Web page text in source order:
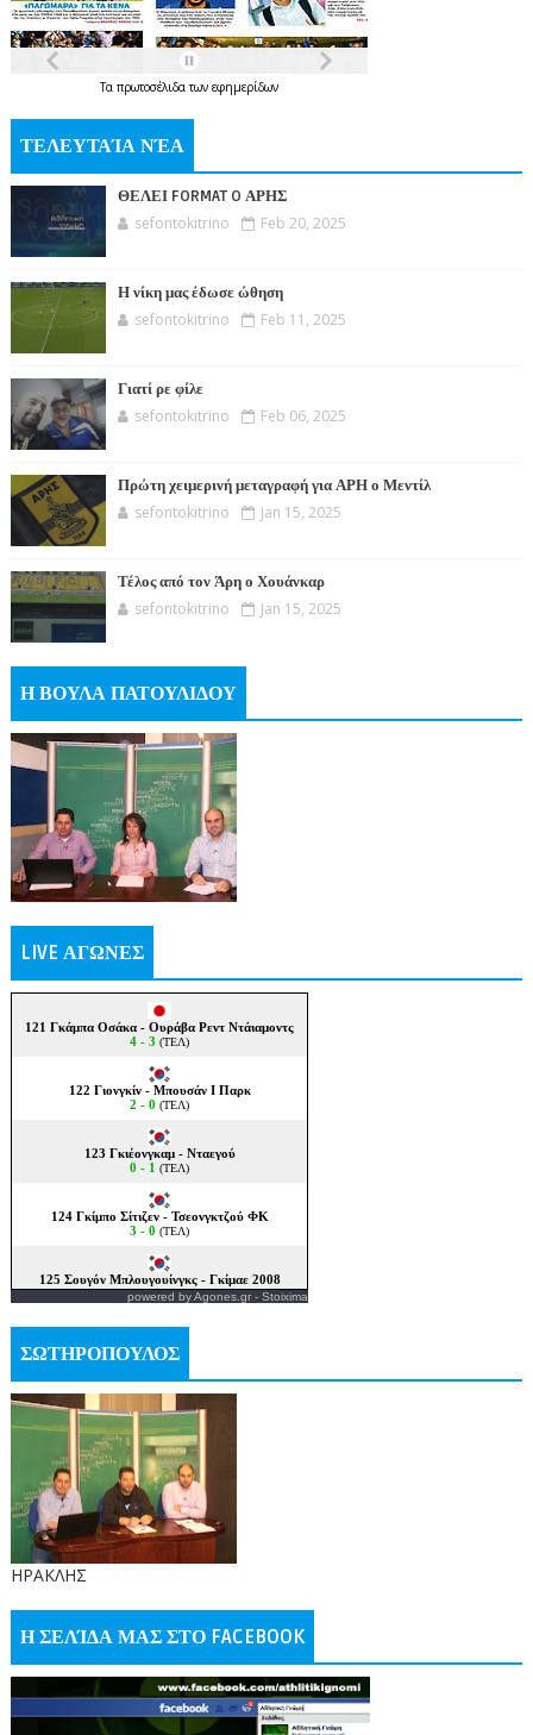
Τα πρωτοσέλιδατων εφημερίδων
ΤΕΛΕΥΤΑΊΑ ΝΈΑ
ΘΕΛΕΙ FORMAT O ΑΡΗΣ
sefontokitrino Feb 20, 2025
Η νίκη μας έδωσε ώθηση
sefontokitrino Feb 11, 2025
Γιατί ρε φίλε
sefontokitrino Feb 06, 2025
Πρώτη χειμερινή μεταγραφή για ΑΡΗ ο Μεντίλ
sefontokitrino Jan 15, 2025
Τέλος από τον Άρη ο Χουάνκαρ
sefontokitrino Jan 15, 2025
Η ΒΟΥΛΑ ΠΑΤΟΥΛΙΔΟΥ
LIVE ΑΓΩΝΕΣ
powered byAgones.gr- Stoixima
ΣΩΤΗΡΟΠΟΥΛΟΣ
ΗΡΑΚΛΗΣ
Η ΣΕΛΊΔΑ ΜΑΣ ΣΤΟ FACEBOOK